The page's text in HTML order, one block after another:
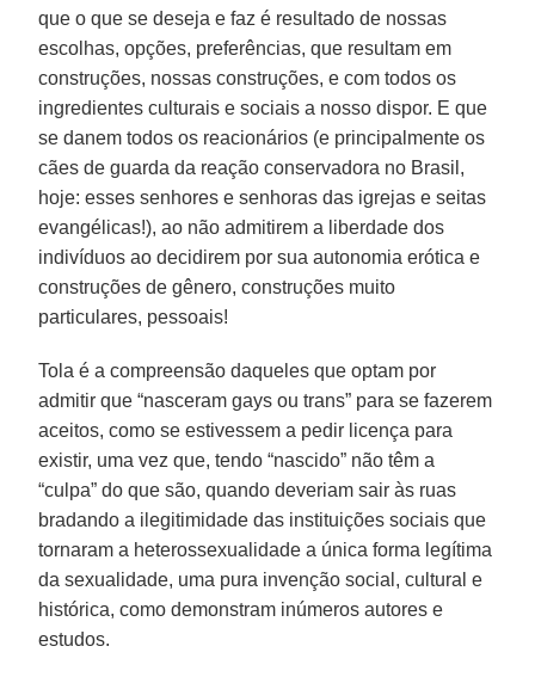
que o que se deseja e faz é resultado de nossas
escolhas, opções, preferências, que resultam em
construções, nossas construções, e com todos os
ingredientes culturais e sociais a nosso dispor. E que
se danem todos os reacionários (e principalmente os
cães de guarda da reação conservadora no Brasil,
hoje: esses senhores e senhoras das igrejas e seitas
evangélicas!), ao não admitirem a liberdade dos
indivíduos ao decidirem por sua autonomia erótica e
construções de gênero, construções muito
particulares, pessoais!
Tola é a compreensão daqueles que optam por
admitir que “nasceram gays ou trans” para se fazerem
aceitos, como se estivessem a pedir licença para
existir, uma vez que, tendo “nascido” não têm a
“culpa” do que são, quando deveriam sair às ruas
bradando a ilegitimidade das instituições sociais que
tornaram a heterossexualidade a única forma legítima
da sexualidade, uma pura invenção social, cultural e
histórica, como demonstram inúmeros autores e
estudos.